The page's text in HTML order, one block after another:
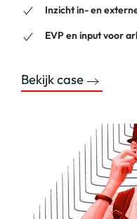
Inzicht in- en
EVP en input voor
Bekijk case